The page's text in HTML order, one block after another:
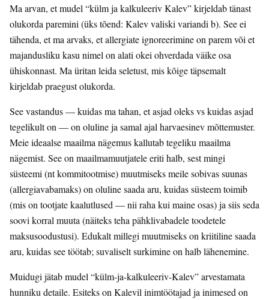
Ma arvan, et mudel “külm ja kalkuleeriv Kalev” kirjeldab tänast
olukorda paremini (üks tõend: Kalev valiski variandi b). See ei
tähenda, et ma arvaks, et allergiate ignoreerimine on parem või et
majandusliku kasu nimel on alati okei ohverdada väike osa
ühiskonnast. Ma üritan leida seletust, mis kõige täpsemalt
kirjeldab praegust olukorda.
See vastandus — kuidas ma tahan, et asjad oleks vs kuidas asjad
tegelikult on — on oluline ja samal ajal harvaesinev mõttemuster.
Meie ideaalse maailma nägemus kallutab tegeliku maailma
nägemist. See on maailmamuutjatele eriti halb, sest mingi
süsteemi (nt kommitootmise) muutmiseks meile sobivas suunas
(allergiavabamaks) on oluline saada aru, kuidas süsteem toimib
(mis on tootjate kaalutlused — nii raha kui maine osas) ja siis seda
soovi korral muuta (näiteks teha pähklivabadele toodetele
maksusoodustusi). Edukalt millegi muutmiseks on kriitiline saada
aru, kuidas see töötab; suvaliselt surkimine on halb lähenemine.
Muidugi jätab mudel “külm-ja-kalkuleeriv-Kalev” arvestamata
hunniku detaile. Esiteks on Kalevil inimtöötajad ja inimesed on